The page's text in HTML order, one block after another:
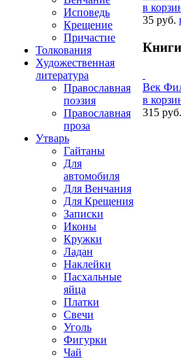
Исповедь
Крещение
Причастие
Толкования
Художественная
литература
Православная
поэзия
Православная
проза
Утварь
Гайтаны
Для
автомобиля
Для Венчания
Для Крещения
Записки
Иконы
Кружки
Ладан
Наклейки
Пасхальные
яйца
Платки
Свечи
Уголь
Фигурки
Чай
в
35 руб.
Век
в
315 руб.